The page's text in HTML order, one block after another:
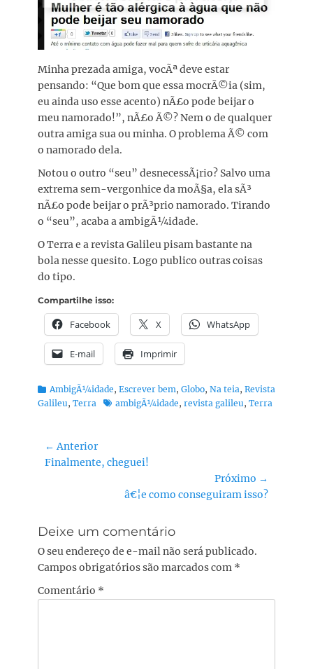
Minha prezada amiga, vocÃª deve estar
pensando: “Que bom que essa mocrÃ©ia (sim,
eu ainda uso esse acento) nÃ£o pode beijar o
meu namorado!”, nÃ£o Ã©? Nem o de qualquer
outra amiga sua ou minha. O problema Ã© com
o namorado dela.
Notou o outro “seu” desnecessÃ¡rio? Salvo uma
extrema sem-vergonhice da moÃ§a, ela sÃ³
nÃ£o pode beijar o prÃ³prio namorado. Tirando
o “seu”, acaba a ambigÃ¼idade.
O Terra e a revista Galileu pisam bastante na
bola nesse quesito. Logo publico outras coisas
do tipo.
Compartilhe isso:
Facebook X WhatsApp
E-mail Imprimir
Categorias:
AmbigÃ¼idade, Escrever bem, Globo, Na teia, Revista
Galileu, Terra Tags:ambigÃ¼idade, revista galileu, Terra
Navegação
de
← Anterior
Post
Finalmente, cheguei!
Próximo →
â€¦e como conseguiram isso?
Deixe um comentário
O seu endereço de e-mail não será publicado.
Campos obrigatórios são marcados com *
Comentário *